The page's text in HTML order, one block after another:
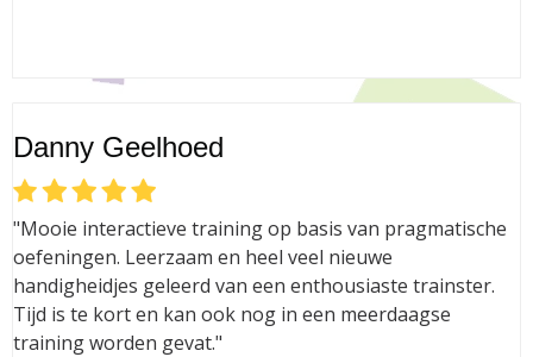
Danny Geelhoed
"Mooie interactieve training op basis van pragmatische
oefeningen. Leerzaam en heel veel nieuwe
handigheidjes geleerd van een enthousiaste trainster.
Tijd is te kort en kan ook nog in een meerdaagse
training worden gevat."